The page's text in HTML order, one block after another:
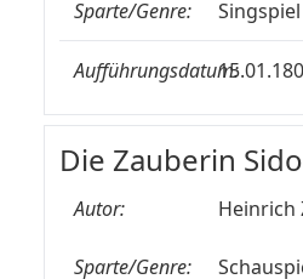
Sparte/Genre: Singspiel
Aufführungsdatum:
Die Zauberin
Autor: Heinrich
Sparte/Genre: